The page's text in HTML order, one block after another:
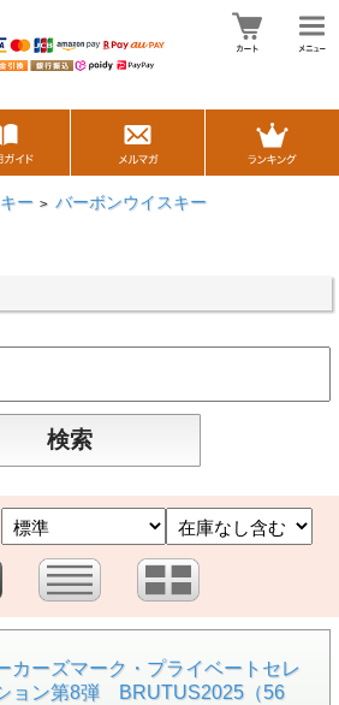
ー > バーボンウイスキー
カーズマーク・プライベートセレ
ョン第8弾 BRUTUS2025（56